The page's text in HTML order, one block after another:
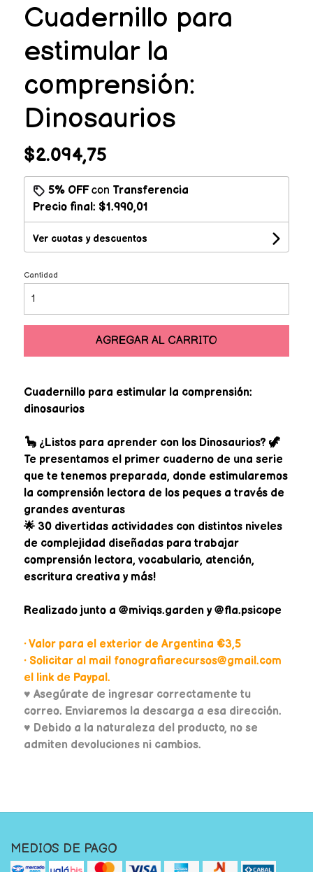
Cuadernillo para
estimular la
comprensión:
Dinosaurios
$2.094,75
5% OFFcon Transferencia
Precio final: $1.990,01
Ver cuotas y descuentos
Cantidad
AGREGAR AL CARRITO
Cuadernillo para estimular la comprensión:
dinosaurios
🦕 ¿Listos para aprender con los Dinosaurios? 🦖
Te presentamos el primer cuaderno de una serie
que te tenemos preparada, donde estimularemos
la comprensión lectora de los peques a través de
grandes aventuras
🌟 30 divertidas actividades con distintos niveles
de complejidad diseñadas para trabajar
comprensión lectora, vocabulario, atención,
escritura creativa y más!
Realizado junto a @miviqs.garden y @fla.psicope
• Valor para el exterior de Argentina €3,5
• Solicitar al mail fonografiarecursos@gmail.com
el link de Paypal.
♥ Asegúrate de ingresar correctamente tu
correo. Enviaremos la descarga a esa dirección.
♥ Debido a la naturaleza del producto, no se
admiten devoluciones ni cambios.
MEDIOS DE PAGO